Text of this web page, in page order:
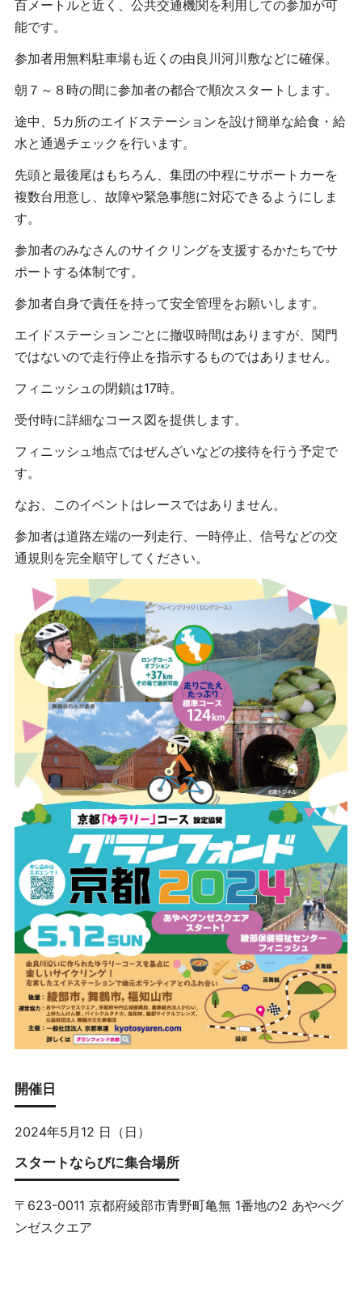
百メートルと近く、公共交通機関を利用しての参加が可
能です。
参加者用無料駐車場も近くの由良川河川敷などに確保。
朝７～８時の間に参加者の都合で順次スタートします。
途中、5カ所のエイドステーションを設け簡単な給食・給
水と通過チェックを行います。
先頭と最後尾はもちろん、集団の中程にサポートカーを
複数台用意し、故障や緊急事態に対応できるようにしま
す。
参加者のみなさんのサイクリングを支援するかたちでサ
ポートする体制です。
参加者自身で責任を持って安全管理をお願いします。
エイドステーションごとに撤収時間はありますが、関門
ではないので走行停止を指示するものではありません。
フィニッシュの閉鎖は17時。
受付時に詳細なコース図を提供します。
フィニッシュ地点ではぜんざいなどの接待を行う予定で
す。
なお、このイベントはレースではありません。
参加者は道路左端の一列走行、一時停止、信号などの交
通規則を完全順守してください。
開催日
2024年5月12 日（日）
スタートならびに集合場所
〒623-0011 京都府綾部市青野町亀無 1番地の2 あやべグ
ンゼスクエア